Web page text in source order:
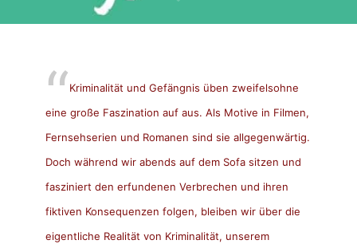
Kriminalität und Gefängnis üben zweifelsohne
eine große Faszination auf aus. Als Motive in Filmen,
Fernsehserien und Romanen sind sie allgegenwärtig.
Doch während wir abends auf dem Sofa sitzen und
fasziniert den erfundenen Verbrechen und ihren
fiktiven Konsequenzen folgen, bleiben wir über die
eigentliche Realität von Kriminalität, unserem